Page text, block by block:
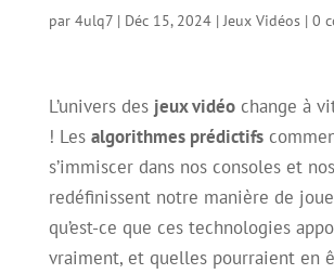
par 4ulq7| Déc 15, 2024|Jeux Vidéos| 0
L’univers des jeux vidéochange à
! Les algorithmes prédictifs
s’immiscer dans nos consoles et
redéfinissent notre manière de
qu’est-ce que ces technologies
vraiment, et quelles pourraient en